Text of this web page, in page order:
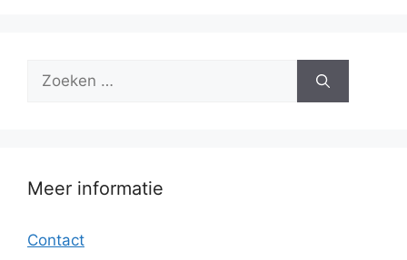
Zoek
Meer informatie
Contact